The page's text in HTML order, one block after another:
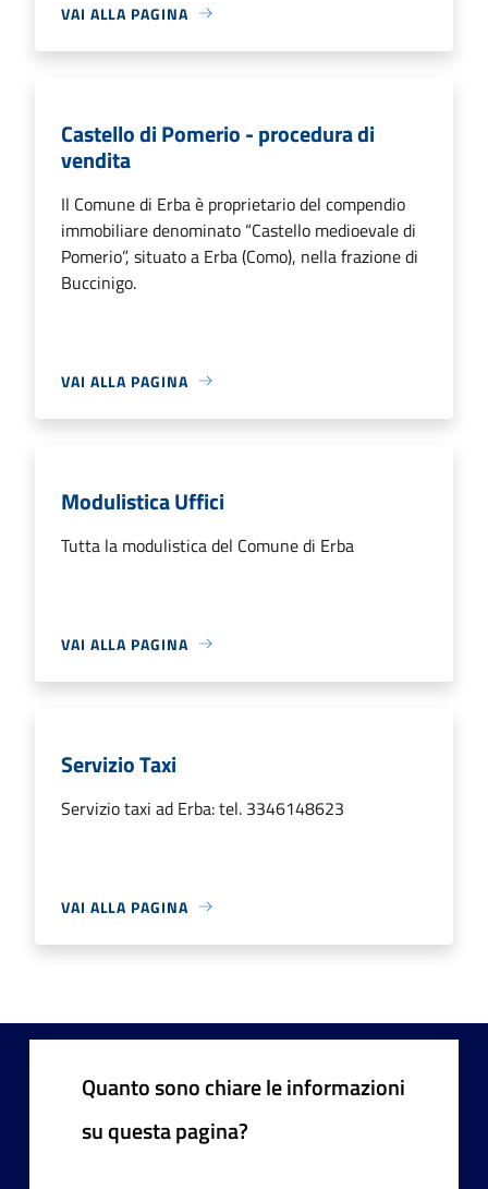
VAI ALLA PAGINA
Castello di Pomerio - procedura di
vendita
Il Comune di Erba è proprietario del compendio
immobiliare denominato “Castello medioevale di
Pomerio”, situato a Erba (Como), nella frazione di
Buccinigo.
VAI ALLA PAGINA
Modulistica Uffici
Tutta la modulistica del Comune di Erba
VAI ALLA PAGINA
Servizio Taxi
Servizio taxi ad Erba: tel. 3346148623
VAI ALLA PAGINA
Quanto sono chiare le informazioni
su questa pagina?